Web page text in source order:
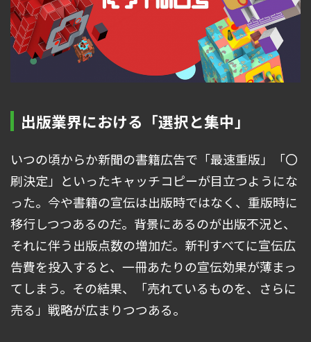
出版業界における「選択と集中」
いつの頃からか新聞の書籍広告で「最速重版」「〇
刷決定」といったキャッチコピーが目立つようにな
った。今や書籍の宣伝は出版時ではなく、重版時に
移行しつつあるのだ。背景にあるのが出版不況と、
それに伴う出版点数の増加だ。新刊すべてに宣伝広
告費を投入すると、一冊あたりの宣伝効果が薄まっ
てしまう。その結果、「売れているものを、さらに
売る」戦略が広まりつつある。